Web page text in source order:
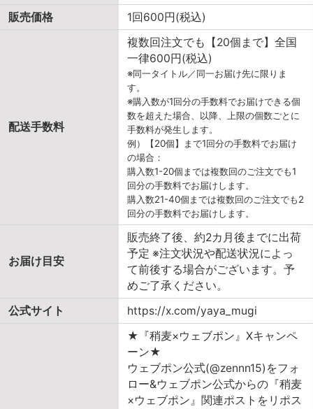
販売価格
1回600円(税込)
配送手数料
複数回注文でも【20個まで】全国
一律600円(税込)
※同一タイトル／同一お届け先に限りま
す。
※購入数が1回分の手数料でお届けできる個
数を超えた場合、以降、上限の個数ごとに
手数料が発生します。
例）【20個】まで1回分の手数料でお届け
の場合：
購入数1-20個までは複数回のご注文でも1
回分の手数料でお届けします。
購入数21-40個までは複数回のご注文でも2
回分の手数料でお届けします。
お届け目安
販売終了後、約2カ月後までに出荷
予定 ※注文状況や配送状況によっ
て前後する場合がございます。予
めご了承ください。
公式サイト
https://x.com/yaya_mugi
★『稍麦×ウェブポン』Xキャンペ
ーン★
ウェブポン公式(@zennn15)をフォ
ロー&ウェブポン公式からの『稍麦
×ウェブポン』関連ポストをリポス